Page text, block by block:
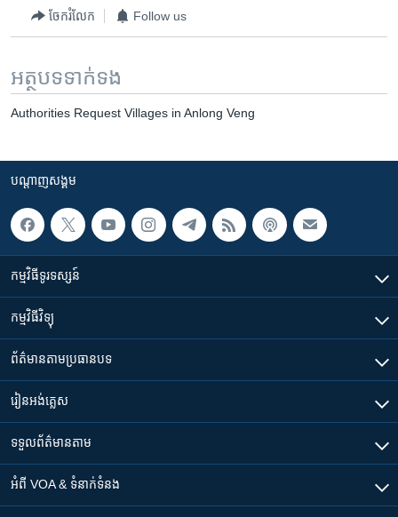
ចែករំលែក Follow us
អត្ថបទ​ទាក់ទង
Authorities Request Villages in Anlong Veng
បណ្តាញ​សង្គម
កម្មវិធី​ទូរទស្សន៍
កម្មវិធី​វិទ្យុ
ព័ត៌មាន​តាមប្រធានបទ​
រៀន​​អង់គ្លេស
ទទួល​ព័ត៌មាន​តាម
អំពី​ VOA & ទំនាក់ទំនង